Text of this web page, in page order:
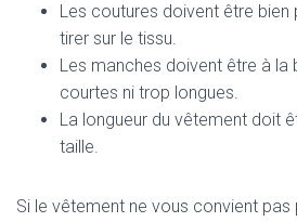
Les coutures doivent être bien
tirer sur le tissu.
Les manches doivent être à la
courtes ni trop longues.
La longueur du vêtement doit
taille.
Si le vêtement ne vous convient pas